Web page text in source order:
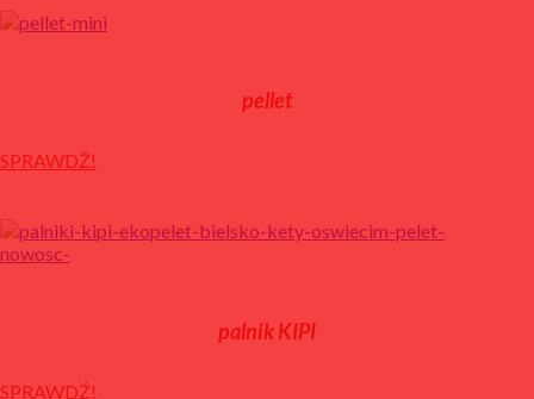
pellet
SPRAWDŹ!
palnik KIPI
SPRAWDŹ!